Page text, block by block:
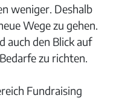
weniger. Deshalb
Wege zu gehen.
auch den Blick auf
zu richten.
Fundraising